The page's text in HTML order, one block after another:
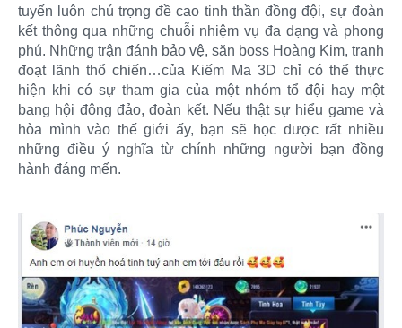
tuyến luôn chú trọng đề cao tinh thần đồng đội, sự đoàn
kết thông qua những chuỗi nhiệm vụ đa dạng và phong
phú. Những trận đánh bảo vệ, săn boss Hoàng Kim, tranh
đoạt lãnh thổ chiến…của Kiếm Ma 3D chỉ có thể thực
hiện khi có sự tham gia của một nhóm tổ đội hay một
bang hội đông đảo, đoàn kết. Nếu thật sự hiểu game và
hòa mình vào thế giới ấy, bạn sẽ học được rất nhiều
những điều ý nghĩa từ chính những người bạn đồng
hành đáng mến.